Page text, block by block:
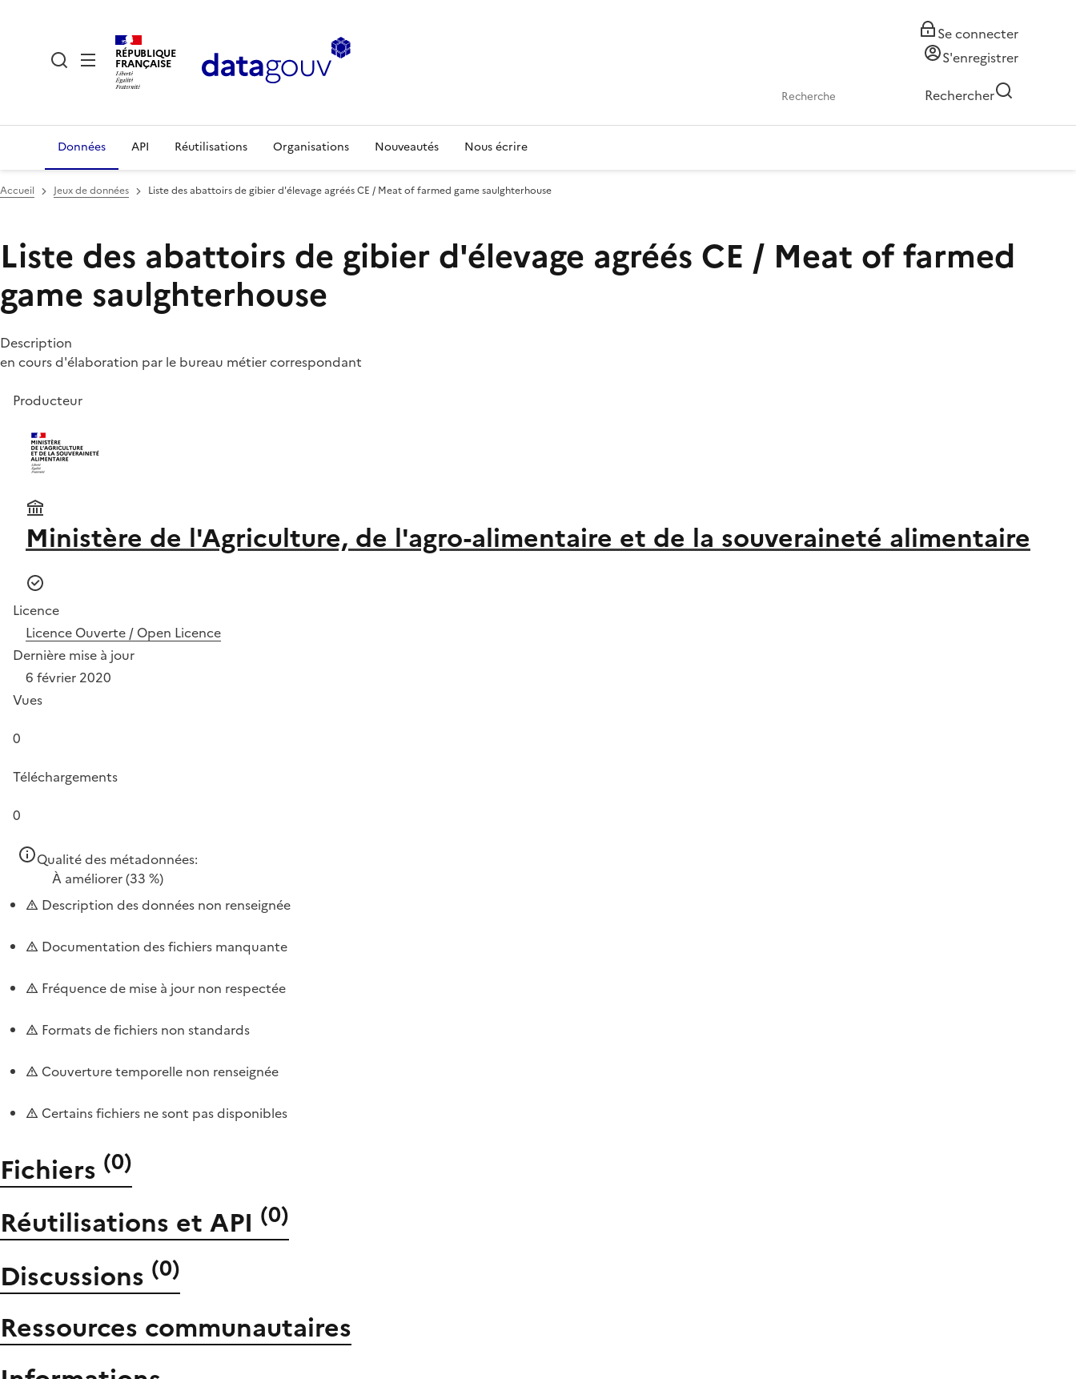
RÉPUBLIQUE
FRANÇAISE
Se connecter
S'enregistrer
Rechercher
Données API Réutilisations Organisations Nouveautés Nous écrire
Accueil Jeux de données Liste des abattoirs de gibier d'élevage agréés CE / Meat of farmed game saulghterhouse
Liste des abattoirs de gibier d'élevage agréés CE / Meat of farmed
game saulghterhouse
Description
en cours d'élaboration par le bureau métier correspondant
Producteur
Ministère de l'Agriculture, de l'agro-alimentaire et de la souveraineté alimentaire
Licence
Licence Ouverte / Open Licence
Dernière mise à jour
6 février 2020
Vues
0
Téléchargements
0
Qualité des métadonnées:
À améliorer(33 %)
Description des données non renseignée
Documentation des fichiers manquante
Fréquence de mise à jour non respectée
Formats de fichiers non standards
Couverture temporelle non renseignée
Certains fichiers ne sont pas disponibles
Fichiers (0)
Réutilisations et API (0)
Discussions (0)
Ressources communautaires